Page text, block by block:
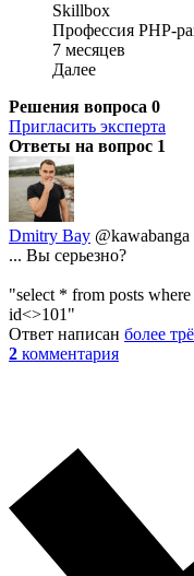
Skillbox
Профессия PHP-
7 месяцев
Далее
Решения вопроса 0
Пригласить эксперта
Ответы на вопрос 1
Dmitry Bay @kawabanga
... Вы серьезно?
"select * from posts
id<>101"
Ответ написан более
2 комментария